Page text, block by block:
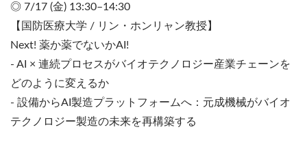
◎ 7/17 (金) 13:30–14:30
【国防医療大学 / リン・ホンリャン教授】
Next! 薬か薬でないかAI!
- AI × 連続プロセスがバイオテクノロジー産業チェーンを
どのように変えるか
- 設備からAI製造プラットフォームへ：元成機械がバイオ
テクノロジー製造の未来を再構築する